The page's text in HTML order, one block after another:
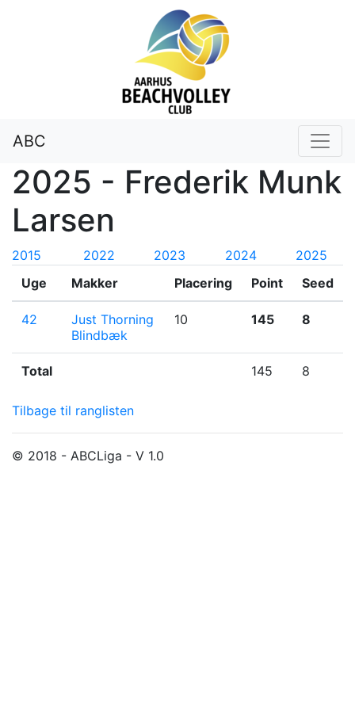
ABC
2025 - Frederik Munk
Larsen
2015 2022 2023 2024
2025
Uge
Makker Placering Point Seed
42
Just Thorning
Blindbæk
10 145 8
Total 145 8
Tilbage til ranglisten
© 2018 - ABCLiga - V 1.0